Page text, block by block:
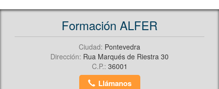
Formación ALFER
Ciudad: Pontevedra
Dirección: Rua Marqués de Riestra 30
C.P.: 36001
Llámanos